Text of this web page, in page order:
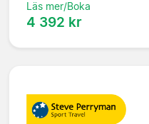
Läs mer/Boka
4 392 kr